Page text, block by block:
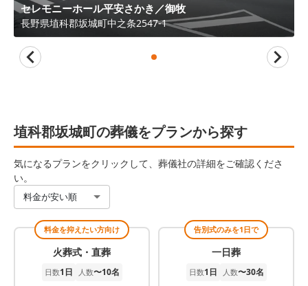
セレモニーホール平安さかき／御牧
長野県埴科郡坂城町中之条2547-1
埴科郡坂城町の葬儀をプランから探す
気になるプランをクリックして、葬儀社の詳細をご確認くださ
い。
料金が安い順
料金を抑えたい方向け
火葬式・直葬
日数1日 人数〜10名
告別式のみを1日で
一日葬
日数1日 人数〜30名